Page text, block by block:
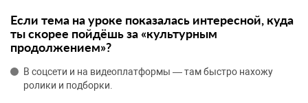
Если тема на уроке показалась интересной, куда
ты скорее пойдёшь за «культурным
продолжением»?
В соцсети и на видеоплатформы — там быстро нахожу
ролики и подборки.